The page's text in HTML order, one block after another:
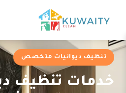
تنظيف ديوانيات متخصص
خدمات تنظيف